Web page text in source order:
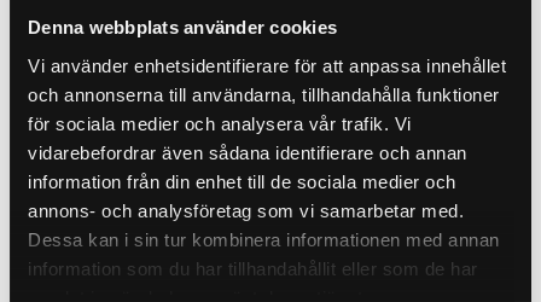
Denna webbplats använder cookies
Vi använder enhetsidentifierare för att anpassa innehållet
och annonserna till användarna, tillhandahålla funktioner
för sociala medier och analysera vår trafik. Vi
vidarebefordrar även sådana identifierare och annan
information från din enhet till de sociala medier och
annons- och analysföretag som vi samarbetar med.
Dessa kan i sin tur kombinera informationen med annan
information som du har tillhandahållit eller som de har
Vi har tillsammans med D2 gjort ett certifikat som
dem stämplar för att underlätta besiktning med
våra D2 kit. Detta har du som har köpt ditt kit av
oss möjlighet att få ut.
(vi har märkt att det inte finns några tydliga riktlinjer
på vad dem kräver, så vi garanterar ej att dem går
igenom besiktningen men hittills är det enbart en
som har blivit nekad av alla certifikat D2 har utfärdat